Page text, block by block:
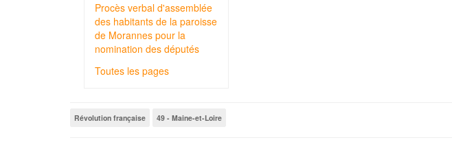
Procès verbal d'assemblée
des habitants de la paroisse
de Morannes pour la
nomination des députés
Toutes les pages
Révolution française 49 - Maine-et-Loire